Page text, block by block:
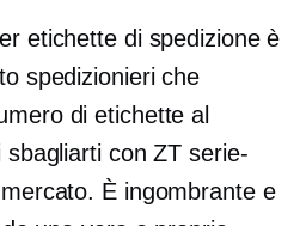
etichette di spedizione è
spedizionieri che
di etichette al
sbagliarti con ZTserie-
È ingombrante e